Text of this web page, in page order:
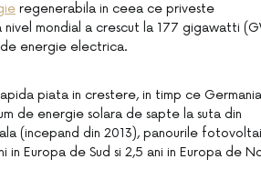
regenerabila in ceea ce priveste
mondial a crescut la 177 gigawatti
energie electrica.
piata in crestere, in timp ce Germania
de energie solara de sapte la suta din
(incepand din 2013), panourile
Europa de Sud si 2,5 ani in Europa de